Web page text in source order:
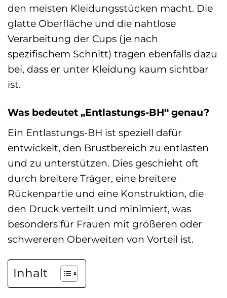
den meisten Kleidungsstücken macht. Die
glatte Oberfläche und die nahtlose
Verarbeitung der Cups (je nach
spezifischem Schnitt) tragen ebenfalls dazu
bei, dass er unter Kleidung kaum sichtbar
ist.
Was bedeutet „Entlastungs-BH“ genau?
Ein Entlastungs-BH ist speziell dafür
entwickelt, den Brustbereich zu entlasten
und zu unterstützen. Dies geschieht oft
durch breitere Träger, eine breitere
Rückenpartie und eine Konstruktion, die
den Druck verteilt und minimiert, was
besonders für Frauen mit größeren oder
schwereren Oberweiten von Vorteil ist.
Inhalt